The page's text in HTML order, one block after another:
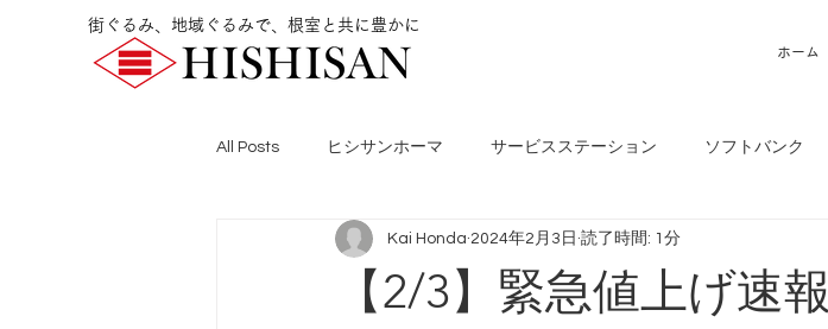
街ぐるみ、地域ぐるみで、根室と共に豊かに
ホーム
All Posts ヒシサンホーマ サービスステーション ソフトバンク
【2/3】緊急値上げ速報
Kai Honda 2024年2月3日 読了時間: 1分